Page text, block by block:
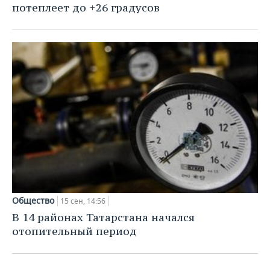
потеплеет до +26 градусов
Общество 15 сен, 14:56
В 14 районах Татарстана начался
отопительный период